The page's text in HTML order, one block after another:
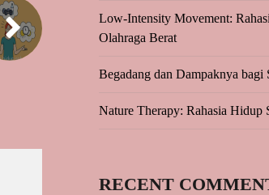
Low-Intensity Movement:
Olahraga Berat
Begadang dan Dampaknya bagi
Nature Therapy: Rahasia Hidup
RECENT